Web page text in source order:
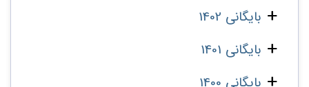
بایگانی 1402
بایگانی 1401
بایگانی 1400